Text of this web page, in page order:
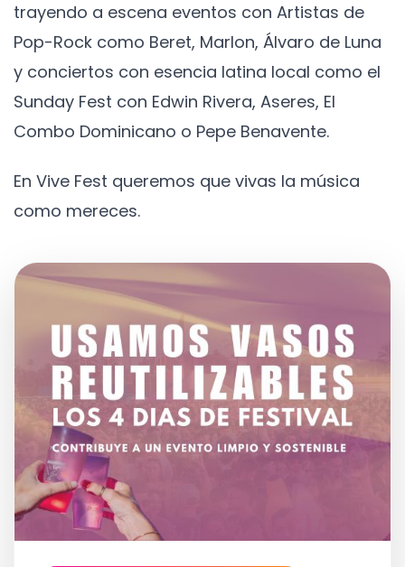
trayendo a escena eventos con Artistas de
Pop-Rock como Beret, Marlon, Álvaro de Luna
y conciertos con esencia latina local como el
Sunday Fest con Edwin Rivera, Aseres, El
Combo Dominicano o Pepe Benavente.
En Vive Fest queremos que vivas la música
como mereces.